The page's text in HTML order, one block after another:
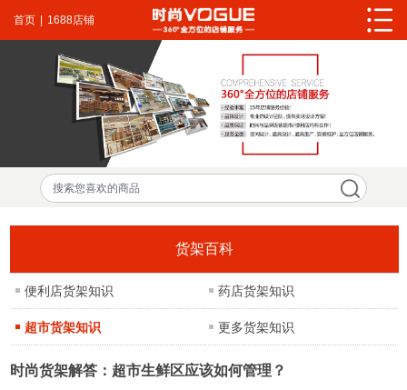
首页 1688店铺
货架百科
便利店货架知识 药店货架知识
超市货架知识 更多货架知识
时尚货架解答：超市生鲜区应该如何管理？